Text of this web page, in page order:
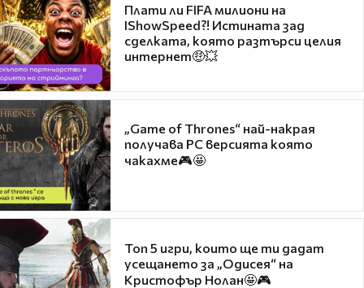
Плати ли FIFA милиони на
IShowSpeed?! Истината зад
сделката, която разтърси целия
интернет🤑💥
„Game of Thrones“ най-накрая
получава PC версията която
чакахме🎮🤩
Топ 5 игри, които ще ти дадат
усещането за „Одисея“ на
Кристофър Нолан🤩🎮